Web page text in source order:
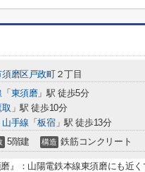
須磨区戸政町２丁目
「 東須磨」駅 徒歩5分
取 」駅 徒歩10分
手線 「板宿」駅 徒歩13分
5階建 構造 鉄筋コンクリート
磨』：山陽電鉄本線東須磨にも近